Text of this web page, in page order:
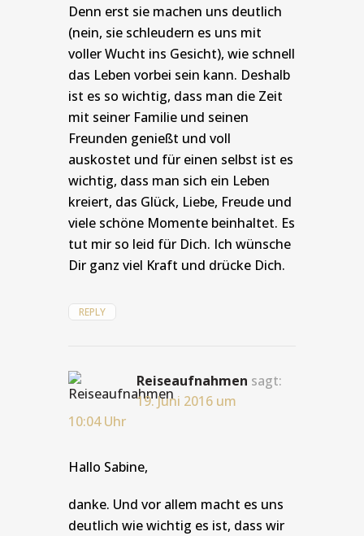
Denn erst sie machen uns deutlich
(nein, sie schleudern es uns mit
voller Wucht ins Gesicht), wie schnell
das Leben vorbei sein kann. Deshalb
ist es so wichtig, dass man die Zeit
mit seiner Familie und seinen
Freunden genießt und voll
auskostet und für einen selbst ist es
wichtig, dass man sich ein Leben
kreiert, das Glück, Liebe, Freude und
viele schöne Momente beinhaltet. Es
tut mir so leid für Dich. Ich wünsche
Dir ganz viel Kraft und drücke Dich.
REPLY
Reiseaufnahmen sagt:
19. Juni 2016 um
10:04 Uhr
Hallo Sabine,
danke. Und vor allem macht es uns
deutlich wie wichtig es ist, dass wir